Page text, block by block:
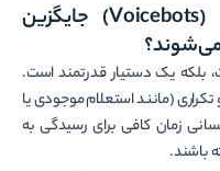
(Voicebots)
جایگزین
می‌شوند؟
یک دستیار قدرتمند است.
(مانند استعلام موجودی یا
زمان کافی برای رسیدگی به
باشند.